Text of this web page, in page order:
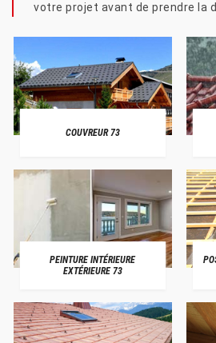
votre projet avant de prendre la
COUVREUR 73
PEINTURE INTÉRIEURE
EXTÉRIEURE 73